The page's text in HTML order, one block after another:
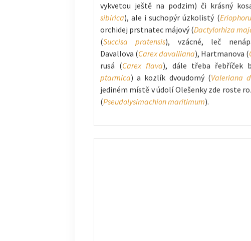
vykvetou ještě na podzim) či krásný
sibirica), ale i suchopýr úzkolistý (
orchidej prstnatec májový (Dactylorhiza
(Succisa pratensis), vzácné, leč
Davallova (Carex davalliana), Hartmanova (
rusá (Carex flava), dále třeba řebříček
ptarmica) a kozlík dvoudomý (Valeriana
jediném místě v údolí Olešenky zde roste
(Pseudolysimachion maritimum).